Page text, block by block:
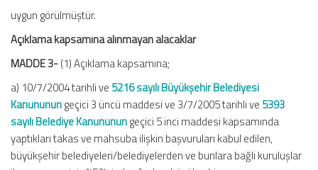
uygun görülmüştür.
Açıklama kapsamına alınmayan alacaklar
MADDE 3-(1) Açıklama kapsamına;
a) 10/7/2004 tarihli ve 5216 sayılı Büyükşehir Belediyesi
Kanununungeçici 3 üncü maddesi ve 3/7/2005 tarihli ve 5393
sayılı Belediye Kanununungeçici 5 inci maddesi kapsamında
yaptıkları takas ve mahsuba ilişkin başvuruları kabul edilen,
büyükşehir belediyeleri/belediyelerden ve bunlara bağlı kuruluşlar